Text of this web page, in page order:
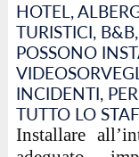
HOTEL,
TURISTICI,
POSSONO
INCIDENTI,
TUTTO LO
Installare